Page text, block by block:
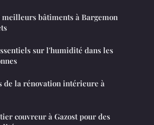
meilleurs bâtiments à Bargemon
sur l'humidité dans les
de la rénovation intérieure à
couvreur à Gazost pour des